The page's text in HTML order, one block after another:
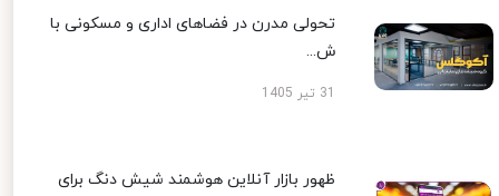
تحولی مدرن در فضاهای اداری و مسکونی با
ش...
ظهور بازار آنلاین هوشمند شیش دنگ برای